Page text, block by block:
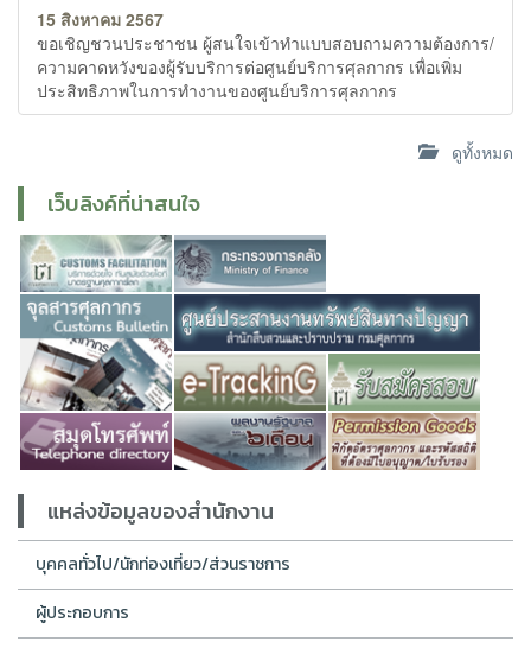
15 สิงหาคม 2567
ขอเชิญชวนประชาชน ผู้สนใจเข้าทำแบบสอบถามความต้องการ/
ความคาดหวังของผู้รับบริการต่อศูนย์บริการศุลกากร เพื่อเพิ่ม
ประสิทธิภาพในการทำงานของศูนย์บริการศุลกากร
ดูทั้งหมด
เว็บลิงค์ที่น่าสนใจ
แหล่งข้อมูลของสำนักงาน
บุคคลทั่วไป/นักท่องเที่ยว/ส่วนราชการ
ผู้ประกอบการ